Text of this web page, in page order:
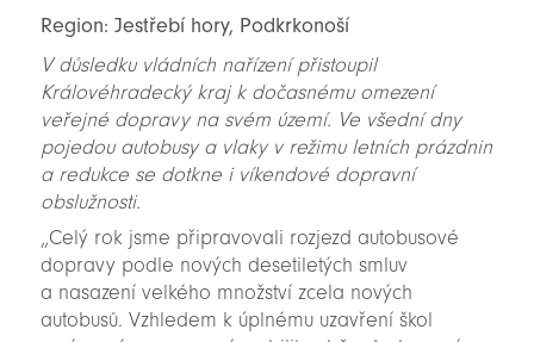
Region: Jestřebí hory, Podkrkonoší
V důsledku vládních nařízení přistoupil
Královéhradecký kraj k dočasnému omezení
veřejné dopravy na svém území. Ve všední dny
pojedou autobusy a vlaky v režimu letních prázdnin
a redukce se dotkne i víkendové dopravní
obslužnosti.
„Celý rok jsme připravovali rozjezd autobusové
dopravy podle nových desetiletých smluv
a nasazení velkého množství zcela nových
autobusů. Vzhledem k úplnému uzavření škol